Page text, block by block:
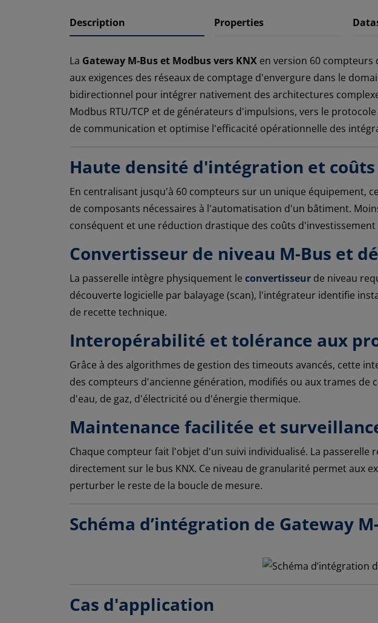
Description Properties
La Gateway M-Bus et Modbus vers KNX en version 60 compteurs
aux exigences des réseaux de comptage d'envergure dans le
bidirectionnel pour intégrer nativement des architectures
Modbus RTU/TCP et de générateurs d'impulsions, vers le
de communication et optimise l'efficacité opérationnelle des
Haute densité d'intégration et
En centralisant jusqu'à 60 compteurs sur un unique équipement,
de composants nécessaires à l'automatisation d'un bâtiment.
conséquent et une réduction drastique des coûts d'investissement
Convertisseur de niveau M-Bus et
La passerelle intègre physiquement le convertisseur de niveau
découverte logicielle par balayage (scan), l'intégrateur identifie
de recette technique.
Interopérabilité et tolérance aux
Grâce à des algorithmes de gestion des timeouts avancés, cette
des compteurs d'ancienne génération, modifiés ou aux trames
d'eau, de gaz, d'électricité ou d'énergie thermique.
Maintenance facilitée et
Chaque compteur fait l'objet d'un suivi individualisé. La
directement sur le bus KNX. Ce niveau de granularité permet
perturber le reste de la boucle de mesure.
Schéma d’intégration de Gateway
Cas d'application